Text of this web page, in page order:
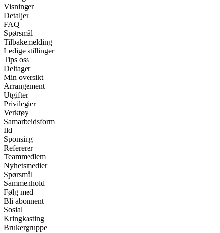
Visninger
Detaljer
FAQ
Spørsmål
Tilbakemelding
Ledige stillinger
Tips oss
Deltager
Min oversikt
Arrangement
Utgifter
Privilegier
Verktøy
Samarbeidsform
Ild
Sponsing
Refererer
Teammedlem
Nyhetsmedier
Spørsmål
Sammenhold
Følg med
Bli abonnent
Sosial
Kringkasting
Brukergruppe